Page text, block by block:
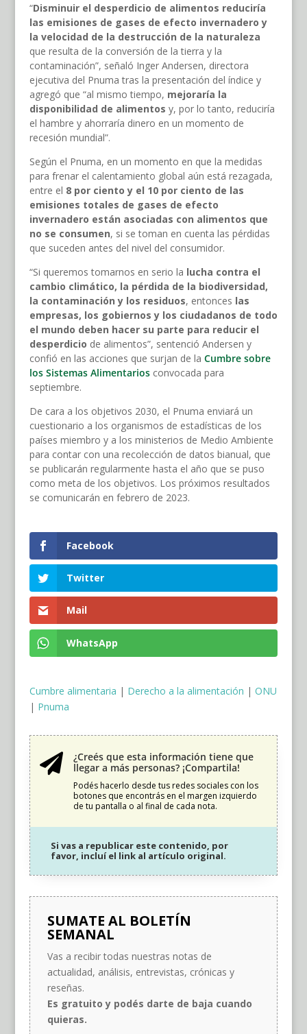
“Disminuir el desperdicio de alimentos reduciría
las emisiones de gases de efecto invernadero y
la velocidad de la destrucción de la naturaleza
que resulta de la conversión de la tierra y la
contaminación”, señaló Inger Andersen, directora
ejecutiva del Pnuma tras la presentación del índice y
agregó que “al mismo tiempo, mejoraría la
disponibilidad de alimentos y, por lo tanto, reduciría
el hambre y ahorraría dinero en un momento de
recesión mundial”.
Según el Pnuma, en un momento en que la medidas
para frenar el calentamiento global aún está rezagada,
entre el 8 por ciento y el 10 por ciento de las
emisiones totales de gases de efecto
invernadero están asociadas con alimentos que
no se consumen, si se toman en cuenta las pérdidas
que suceden antes del nivel del consumidor.
“Si queremos tomarnos en serio la lucha contra el
cambio climático, la pérdida de la biodiversidad,
la contaminación y los residuos, entonces las
empresas, los gobiernos y los ciudadanos de todo
el mundo deben hacer su parte para reducir el
desperdicio de alimentos”, sentenció Andersen y
confió en las acciones que surjan de la Cumbre sobre
los Sistemas Alimentariosconvocada para
septiembre.
De cara a los objetivos 2030, el Pnuma enviará un
cuestionario a los organismos de estadísticas de los
países miembro y a los ministerios de Medio Ambiente
para contar con una recolección de datos bianual, que
se publicarán regularmente hasta el año que se puso
como meta de los objetivos. Los próximos resultados
se comunicarán en febrero de 2023.
Facebook
Twitter
Mail
WhatsApp
Cumbre alimentaria | Derecho a la alimentación | ONU
| Pnuma

¿Creés que esta información tiene que
llegar a más personas? ¡Compartila!
Podés hacerlo desde tus redes sociales con los
botones que encontrás en el margen izquierdo
de tu pantalla o al final de cada nota.
Si vas a republicar este contenido, por
favor, incluí el link al artículo original.
SUMATE AL BOLETÍN
SEMANAL
Vas a recibir todas nuestras notas de
actualidad, análisis, entrevistas, crónicas y
reseñas.
Es gratuito y podés darte de baja cuando
quieras.